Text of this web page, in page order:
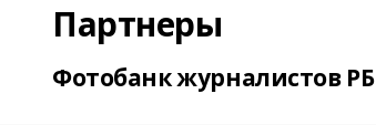
Партнеры
Фотобанк журналистов РБ